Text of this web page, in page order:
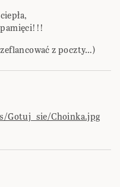
pamięci!!!
z poczty…)
Gotuj_sie/Choinka.jpg